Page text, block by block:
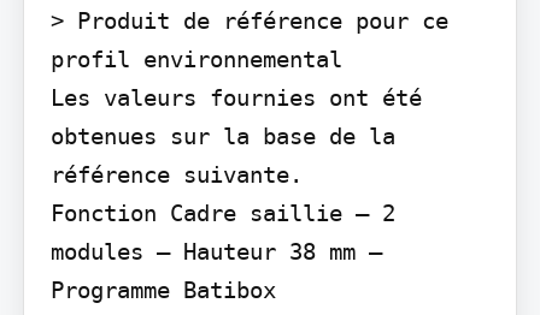
> Produit de référence pour ce
profil environnemental
Les valeurs fournies ont été
obtenues sur la base de la
référence suivante.
Fonction Cadre saillie – 2
modules – Hauteur 38 mm –
Programme Batibox